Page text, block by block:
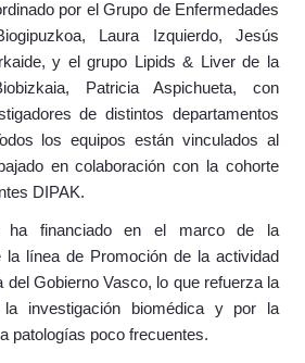
por el Grupo de Enfermedades
Laura Izquierdo, Jesús
y el grupo Lipids & Liver de la
Patricia Aspichueta, con
de distintos departamentos
los equipos están vinculados al
en colaboración con la cohorte
DIPAK.
ha financiado en el marco de la
la línea de Promoción de la actividad
del Gobierno Vasco, lo que refuerza la
investigación biomédica y por la
patologías poco frecuentes.